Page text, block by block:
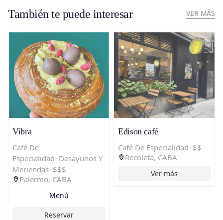
También te puede interesar VER MÁS
Vibra
Café De
Especialidad · Desayunos Y
Meriendas· $$$
Palermo, CABA
Menú
Reservar
Edison café
Café De Especialidad · $$
Recoleta, CABA
Ver más